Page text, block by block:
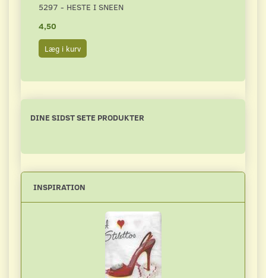
5297 - HESTE I SNEEN
4,50
Læg i kurv
DINE SIDST SETE PRODUKTER
INSPIRATION